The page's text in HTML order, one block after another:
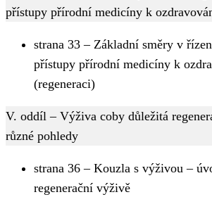
přístupy přírodní medicíny k
strana 33 – Základní směry v
přístupy přírodní medicíny k
(regeneraci)
V. oddíl – Výživa coby důležitá
různé pohledy
strana 36 – Kouzla s výživou –
regenerační výživě